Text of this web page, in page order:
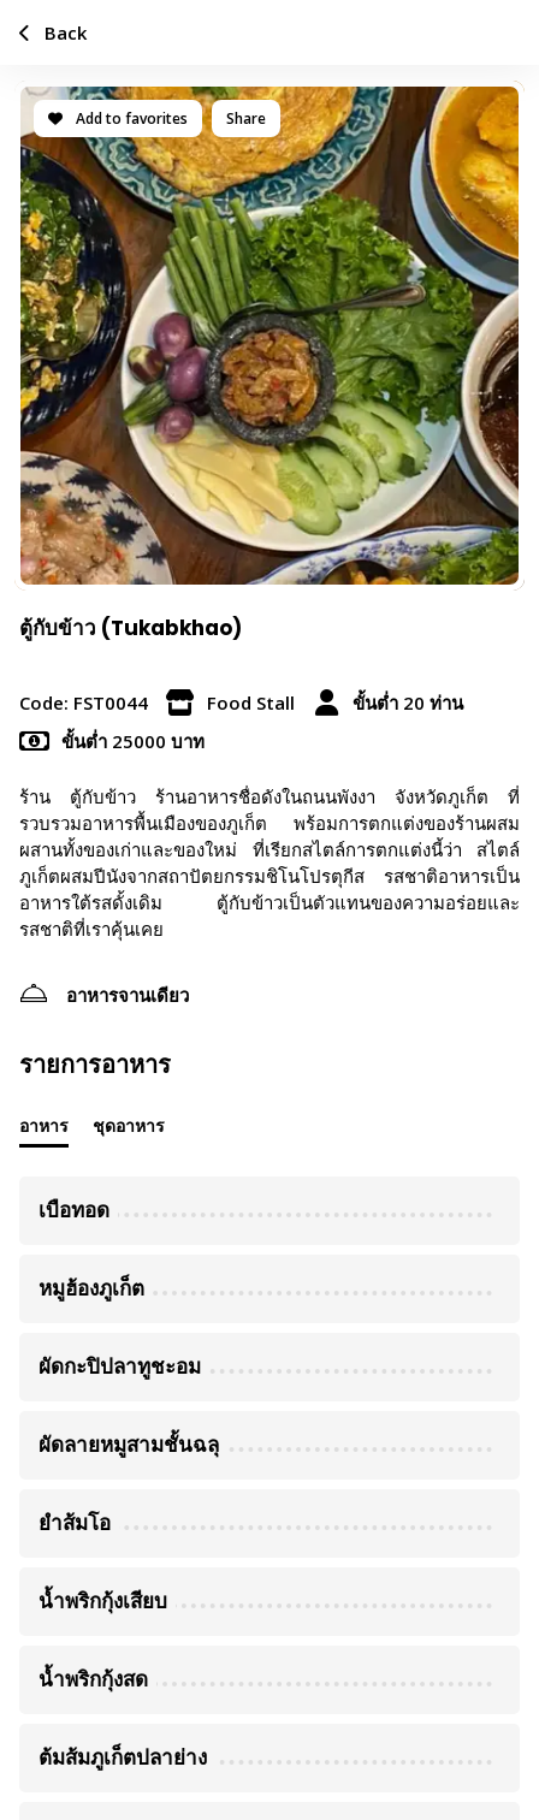
Add to favorites Share
ตู้กับข้าว (Tukabkhao)
Code: FST0044 Food Stall
ขั้นต่ำ 20 ท่าน
ขั้นต่ำ 25000 บาท
ร้าน ตู้กับข้าว ร้านอาหารชื่อดังในถนนพังงา จังหวัดภูเก็ต ที่
รวบรวมอาหารพื้นเมืองของภูเก็ต พร้อมการตกแต่งของร้านผสม
ผสานทั้งของเก่าและของใหม่ ที่เรียกสไตล์การตกแต่งนี้ว่า สไตล์
ภูเก็ตผสมปีนังจากสถาปัตยกรรมชิโนโปรตุกีส รสชาติอาหารเป็น
อาหารใต้รสดั้งเดิม ตู้กับข้าวเป็นตัวแทนของความอร่อยและ
รสชาติที่เราคุ้นเคย
อาหารจานเดียว
รายการอาหาร
อาหาร ชุดอาหาร
เบือทอด
หมูฮ้องภูเก็ต
ผัดกะปิปลาทูชะอม
ผัดลายหมูสามชั้นฉลุ
ยำส้มโอ
น้ำพริกกุ้งเสียบ
น้ำพริกกุ้งสด
ต้มส้มภูเก็ตปลาย่าง
Back